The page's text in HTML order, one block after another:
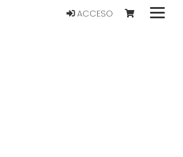
ACCESO